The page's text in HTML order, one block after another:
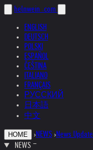
helnwein .com
ENGLISH
DEUTSCH
POLSKI
ESPAÑOL
ČEŠTINA
ITALIANO
FRANÇAIS
РУССКИЙ
日本語
中文
HOME ›NEWS ›News Update
NEWS